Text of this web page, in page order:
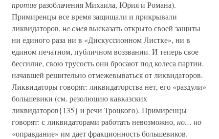
противразоблачения Михаила, Юрия и Романа).
Примиренцы все время защищали и прикрывали
ликвидаторов, не смеявысказать открыто своей защиты
ни единого раза ни в «Дискуссионном Листке», ни в
едином печатном, публичном воззвании. И теперь свое
бессилие, свою трусость они бросают под колеса партии,
начавшей решительно отмежевываться от ликвидаторов.
Ликвидаторы говорят: ликвидаторства нет, его «раздули»
большевики (см. резолюцию кавказских
ликвидаторов{135} и речи Троцкого). Примиренцы
говорят: с ликвидаторами работать невозможно, но… но
«оправдание» им дает фракционность большевиков.